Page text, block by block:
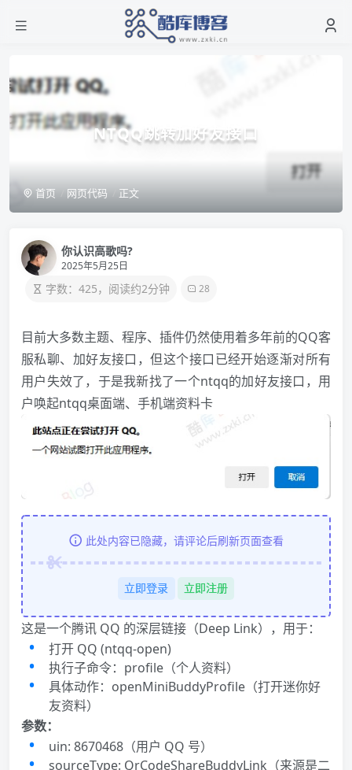
NTQQ跳转加好友接口
首页 网页代码 正文
你认识高歌吗?
2025年5月25日
字数：425，阅读约2分钟 28
目前大多数主题、程序、插件仍然使用着多年前的QQ客
服私聊、加好友接口，但这个接口已经开始逐渐对所有
用户失效了，于是我新找了一个ntqq的加好友接口，用
户唤起ntqq桌面端、手机端资料卡
此处内容已隐藏，请评论后刷新页面查看
立即登录 立即注册
这是一个腾讯 QQ 的深层链接（Deep Link），用于：
打开 QQ (ntqq-open)
执行子命令：profile（个人资料）
具体动作：openMiniBuddyProfile（打开迷你好
友资料）
参数：
uin: 8670468（用户 QQ 号）
sourceType: QrCodeShareBuddyLink（来源是二